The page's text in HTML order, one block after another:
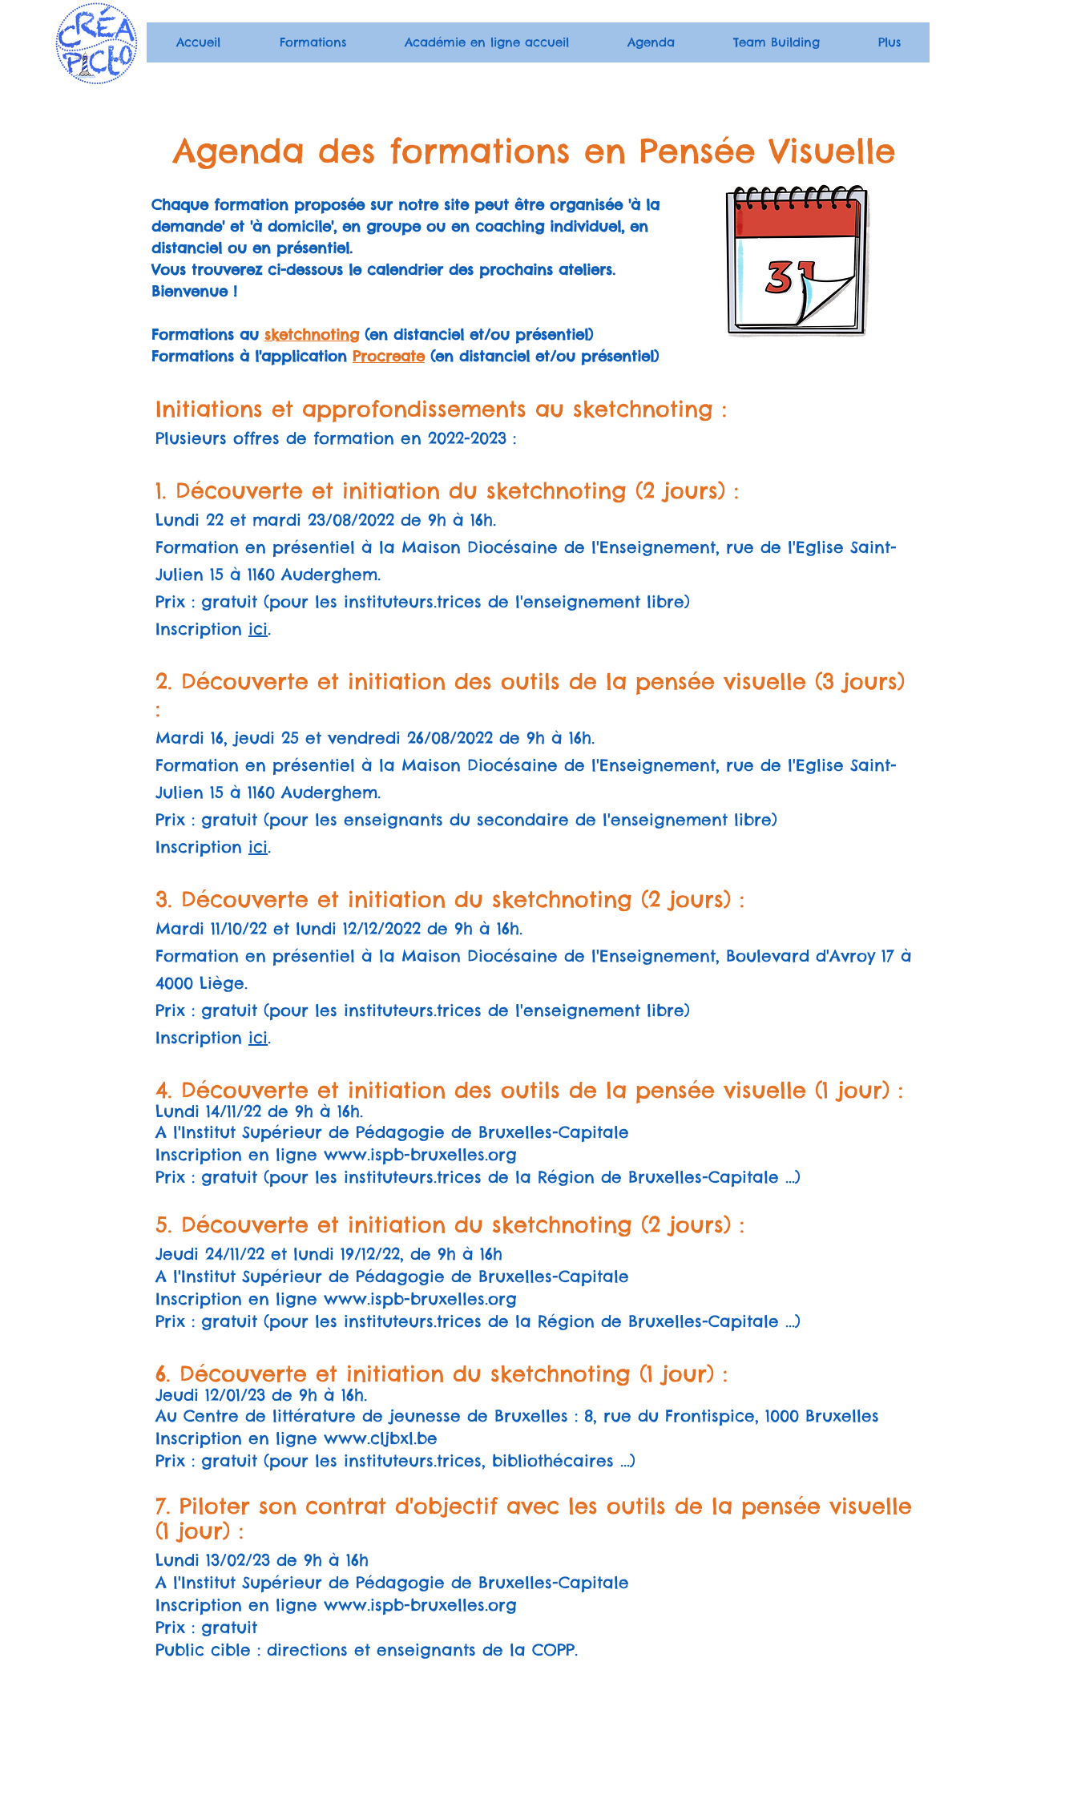
Accueil Formations Académie en ligne accueil Agenda Team Building Plus
Agenda des formations en Pensée Visuelle
Chaque formation proposée sur notre site peut être organisée 'à la
demande' et 'à domicile', en groupe ou en coaching individuel, en
distanciel ou en présentiel.
Vous trouverez ci-dessous le calendrier des prochains ateliers.
Bienvenue !
Formations au sketchnoting(en distanciel et/ou présentiel)
Formations à l'application Procreate(en distanciel et/ou présentiel)
Initiations et approfondissements au sketchnoting :
Plusieurs offres de formation en 2022-2023 :
1. Découverte et initiation du sketchnoting (2 jours) :
Lundi 22 et mardi 23/08/2022 de 9h à 16h.
Formation en présentiel à la Maison Diocésaine de l'Enseignement, rue de l'Eglise Saint-
Julien 15 à 1160 Auderghem.
Prix : gratuit (pour les instituteurs.trices de l'enseignement libre)
Inscription ici.
2. Découverte et initiation des outils de la pensée visuelle (3 jours)
:
Mardi 16, jeudi 25 et vendredi 26/08/2022 de 9h à 16h.
Formation en présentiel à la Maison Diocésaine de l'Enseignement, rue de l'Eglise Saint-
Julien 15 à 1160 Auderghem.
Prix : gratuit (pour les enseignants du secondaire de l'enseignement libre)
Inscription ici.
3. Découverte et initiation du sketchnoting (2 jours) :
Mardi 11/10/22 et lundi 12/12/2022 de 9h à 16h.
Formation en présentiel à la Maison Diocésaine de l'Enseignement, Boulevard d'Avroy 17 à
4000 Liège.
Prix : gratuit (pour les instituteurs.trices de l'enseignement libre)
Inscription ici.
4. Découverte et initiation des outils de la pensée visuelle (1 jour) :
Lundi 14/11/22 de 9h à 16h.
A l'Institut Supérieur de Pédagogie de Bruxelles-Capitale
Inscription en ligne www.ispb-bruxelles.org
Prix : gratuit (pour les instituteurs.trices de la Région de Bruxelles-Capitale ...)
5. Découverte et initiation du sketchnoting (2 jours) :
Jeudi 24/11/22 et lundi 19/12/22, de 9h à 16h
A l'Institut Supérieur de Pédagogie de Bruxelles-Capitale
Inscription en ligne www.ispb-bruxelles.org
Prix : gratuit (pour les instituteurs.trices de la Région de Bruxelles-Capitale ...)
6. Découverte et initiation du sketchnoting (1 jour) :
Jeudi 12/01/23 de 9h à 16h.
Au Centre de littérature de jeunesse de Bruxelles : 8, rue du Frontispice, 1000 Bruxelles
Inscription en ligne www.cljbxl.be
Prix : gratuit (pour les instituteurs.trices, bibliothécaires ...)
7. Piloter son contrat d'objectif avec les outils de la pensée visuelle
(1 jour) :
Lundi 13/02/23 de 9h à 16h
A l'Institut Supérieur de Pédagogie de Bruxelles-Capitale
Inscription en ligne www.ispb-bruxelles.org
Prix : gratuit
Public cible : directions et enseignants de la COPP.